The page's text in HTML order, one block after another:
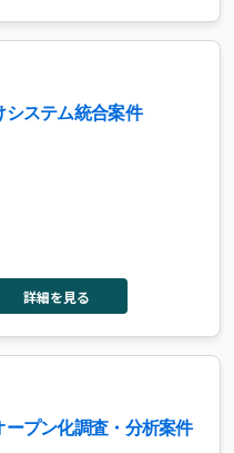
システム統合案件
詳細を見る
ープン化調査・分析案件